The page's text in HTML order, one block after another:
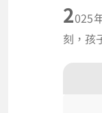
2025
刻，孩